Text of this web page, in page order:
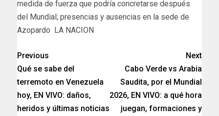
medida de fuerza que podría concretarse después
del Mundial; presencias y ausencias en la sede de
Azopardo LA NACION
Previous
Qué se sabe del
terremoto en Venezuela
hoy, EN VIVO: daños,
heridos y últimas noticias
Next
Cabo Verde vs Arabia
Saudita, por el Mundial
2026, EN VIVO: a qué hora
juegan, formaciones y